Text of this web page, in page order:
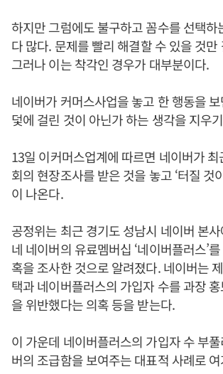
하지만 그럼에도 불구하고 꼼수를 선택하
다 많다. 문제를 빨리 해결할 수 있을 것만
그러나 이는 착각인 경우가 대부분이다.
네이버가 커머스사업을 놓고 한 행동을
덫에 걸린 것이 아닌가 하는 생각을 지우
13일 이커머스업계에 따르면 네이버가
회의 현장조사를 받은 것을 놓고 ‘터질 것
이 나온다.
공정위는 최근 경기도 성남시 네이버 본
네 네이버의 유료멤버십 ‘네이버플러스’
혹을 조사한 것으로 알려졌다. 네이버는
택과 네이버플러스의 가입자 수를 과장
을 위반했다는 의혹 등을 받는다.
이 가운데 네이버플러스의 가입자 수 부
버의 조급함을 보여주는 대표적 사례로